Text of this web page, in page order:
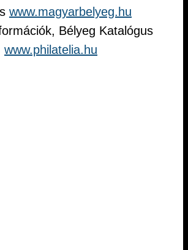
www.magyarbelyeg.hu
Bélyeg Katalógus
www.philatelia.hu